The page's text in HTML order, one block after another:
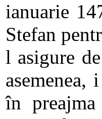
ianuarie
Stefan
l asigure
asemenea,
în